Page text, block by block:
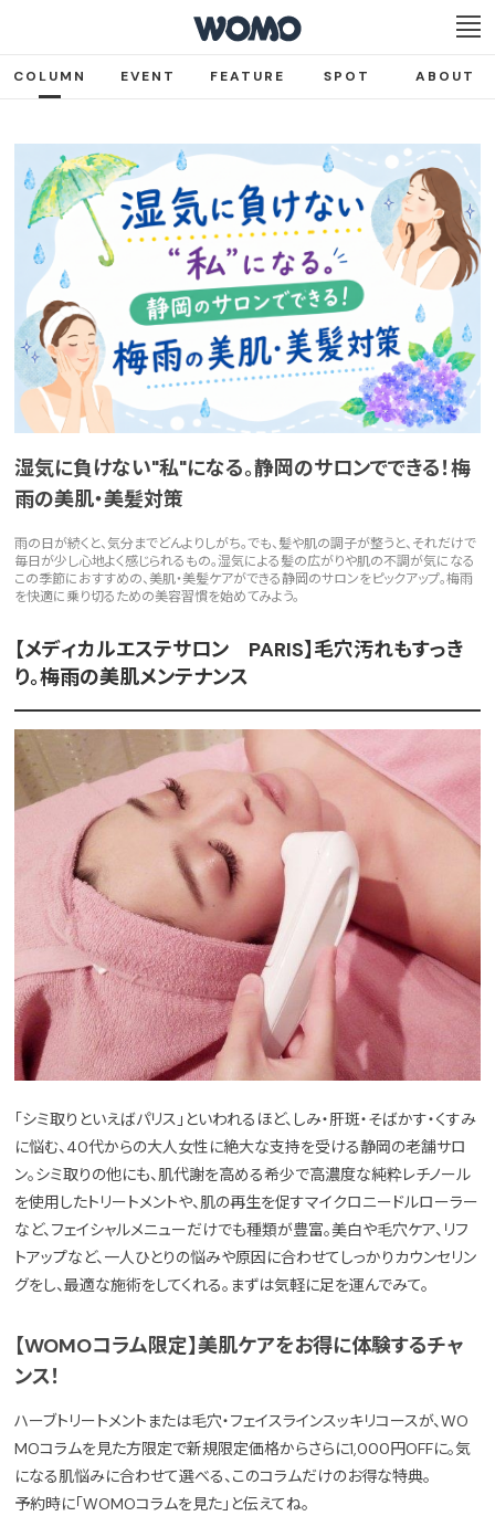
COLUMN EVENT FEATURE SPOT ABOUT
湿気に負けない"私"になる。静岡のサロンでできる！梅
雨の美肌・美髪対策
雨の日が続くと、気分までどんよりしがち。でも、髪や肌の調子が整うと、それだけで
毎日が少し心地よく感じられるもの。湿気による髪の広がりや肌の不調が気になる
この季節におすすめの、美肌・美髪ケアができる静岡のサロンをピックアップ。梅雨
を快適に乗り切るための美容習慣を始めてみよう。
【メディカルエステサロン PARIS】毛穴汚れもすっき
り。梅雨の美肌メンテナンス
「シミ取りといえばパリス」といわれるほど、しみ・肝斑・そばかす・くすみ
に悩む、40代からの大人女性に絶大な支持を受ける静岡の老舗サロ
ン。シミ取りの他にも、肌代謝を高める希少で高濃度な純粋レチノール
を使用したトリートメントや、肌の再生を促すマイクロニードルローラー
など、フェイシャルメニューだけでも種類が豊富。美白や毛穴ケア、リフ
トアップなど、一人ひとりの悩みや原因に合わせてしっかりカウンセリン
グをし、最適な施術をしてくれる。まずは気軽に足を運んでみて。
【WOMOコラム限定】美肌ケアをお得に体験するチャ
ンス！
ハーブトリートメントまたは毛穴・フェイスラインスッキリコースが、WO
MOコラムを見た方限定で新規限定価格からさらに1,000円OFFに。気
になる肌悩みに合わせて選べる、このコラムだけのお得な特典。
予約時に「WOMOコラムを見た」と伝えてね。